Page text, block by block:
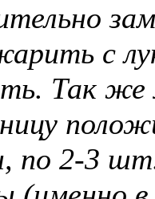
с
Так
по 2-3